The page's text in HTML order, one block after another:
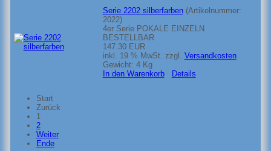
Serie 2202 silberfarben (Artikelnummer:
2022)
4er Serie POKALE EINZELN
BESTELLBAR
147.30 EUR
inkl. 19 % MwSt. zzgl. Versandkosten
Gewicht: 4 Kg
In den Warenkorb
Details
Start
Zurück
1
2
Weiter
Ende